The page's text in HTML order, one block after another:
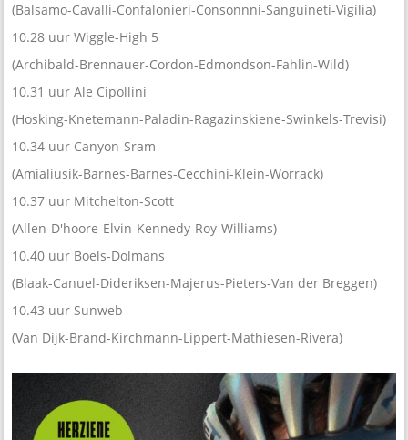
(Balsamo-Cavalli-Confalonieri-Consonnni-Sanguineti-Vigilia)
10.28 uur Wiggle-High 5
(Archibald-Brennauer-Cordon-Edmondson-Fahlin-Wild)
10.31 uur Ale Cipollini
(Hosking-Knetemann-Paladin-Ragazinskiene-Swinkels-Trevisi)
10.34 uur Canyon-Sram
(Amialiusik-Barnes-Barnes-Cecchini-Klein-Worrack)
10.37 uur Mitchelton-Scott
(Allen-D'hoore-Elvin-Kennedy-Roy-Williams)
10.40 uur Boels-Dolmans
(Blaak-Canuel-Dideriksen-Majerus-Pieters-Van der Breggen)
10.43 uur Sunweb
(Van Dijk-Brand-Kirchmann-Lippert-Mathiesen-Rivera)